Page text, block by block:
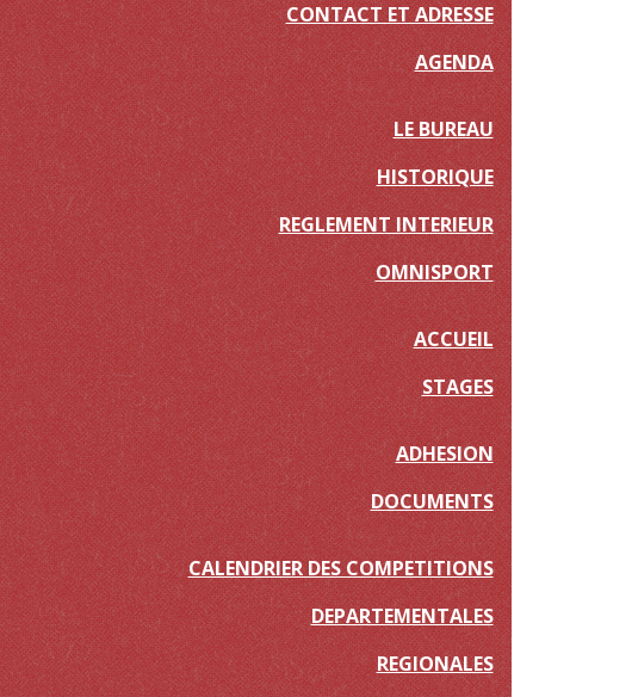
CONTACT ET ADRESSE
AGENDA
LE BUREAU
HISTORIQUE
REGLEMENT INTERIEUR
OMNISPORT
ACCUEIL
STAGES
ADHESION
DOCUMENTS
CALENDRIER DES COMPETITIONS
DEPARTEMENTALES
REGIONALES